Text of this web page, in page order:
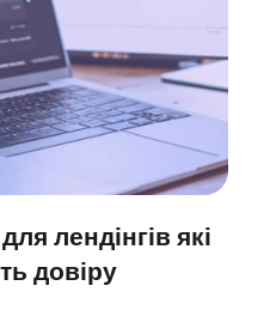
лендінгів які
довіру